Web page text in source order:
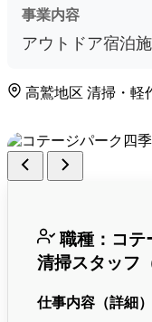
事業内容
アウトドア宿泊
高鷲地区 清掃・軽
職種：コテ
清掃スタッフ
仕事内容（詳細）